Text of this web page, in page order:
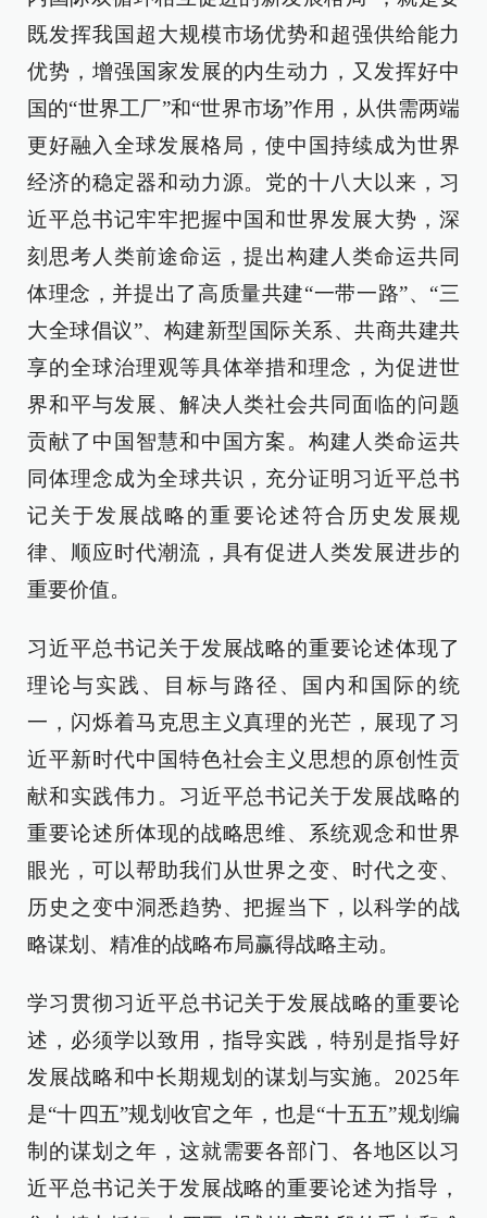
既发挥我国超大规模市场优势和超强供给能力
优势，增强国家发展的内生动力，又发挥好中
国的“世界工厂”和“世界市场”作用，从供需两端
更好融入全球发展格局，使中国持续成为世界
经济的稳定器和动力源。党的十八大以来，习
近平总书记牢牢把握中国和世界发展大势，深
刻思考人类前途命运，提出构建人类命运共同
体理念，并提出了高质量共建“一带一路”、“三
大全球倡议”、构建新型国际关系、共商共建共
享的全球治理观等具体举措和理念，为促进世
界和平与发展、解决人类社会共同面临的问题
贡献了中国智慧和中国方案。构建人类命运共
同体理念成为全球共识，充分证明习近平总书
记关于发展战略的重要论述符合历史发展规
律、顺应时代潮流，具有促进人类发展进步的
重要价值。
习近平总书记关于发展战略的重要论述体现了
理论与实践、目标与路径、国内和国际的统
一，闪烁着马克思主义真理的光芒，展现了习
近平新时代中国特色社会主义思想的原创性贡
献和实践伟力。习近平总书记关于发展战略的
重要论述所体现的战略思维、系统观念和世界
眼光，可以帮助我们从世界之变、时代之变、
历史之变中洞悉趋势、把握当下，以科学的战
略谋划、精准的战略布局赢得战略主动。
学习贯彻习近平总书记关于发展战略的重要论
述，必须学以致用，指导实践，特别是指导好
发展战略和中长期规划的谋划与实施。2025年
是“十四五”规划收官之年，也是“十五五”规划编
制的谋划之年，这就需要各部门、各地区以习
近平总书记关于发展战略的重要论述为指导，